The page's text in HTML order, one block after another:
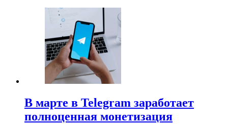
В марте в Telegram заработает
полноценная монетизация